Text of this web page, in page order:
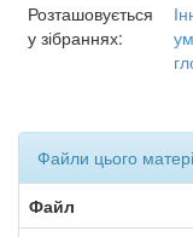
Розташовується
у зібраннях:
Файли цього
Файл